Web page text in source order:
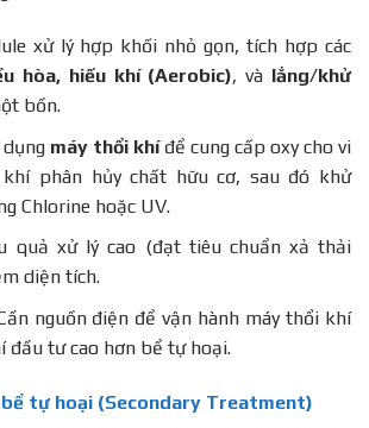
xử lý hợp khối nhỏ gọn, tích hợp các
hòa, hiếu khí (Aerobic), và lắng/khử
bồn.
máy thổi khíđể cung cấp oxy cho vi
phân hủy chất hữu cơ, sau đó khử
Chlorine hoặc UV.
quả xử lý cao (đạt tiêu chuẩn xả thải
diện tích.
nguồn điện để vận hành máy thổi khí
đầu tư cao hơn bể tự hoại.
tự hoại (Secondary Treatment)